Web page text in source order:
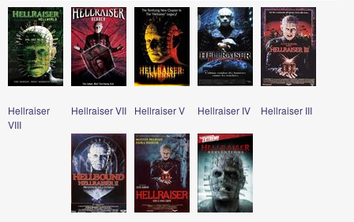
Hellraiser
VIII
Hellraiser VII Hellraiser V Hellraiser IV Hellraiser III